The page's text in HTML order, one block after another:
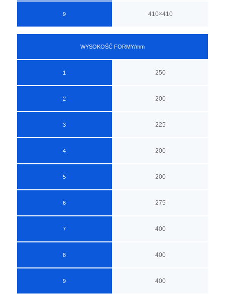
9 410×410
WYSOKOŚĆ FORMY/mm
1 250
2 200
3 225
4 200
5 200
6 275
7 400
8 400
9 400